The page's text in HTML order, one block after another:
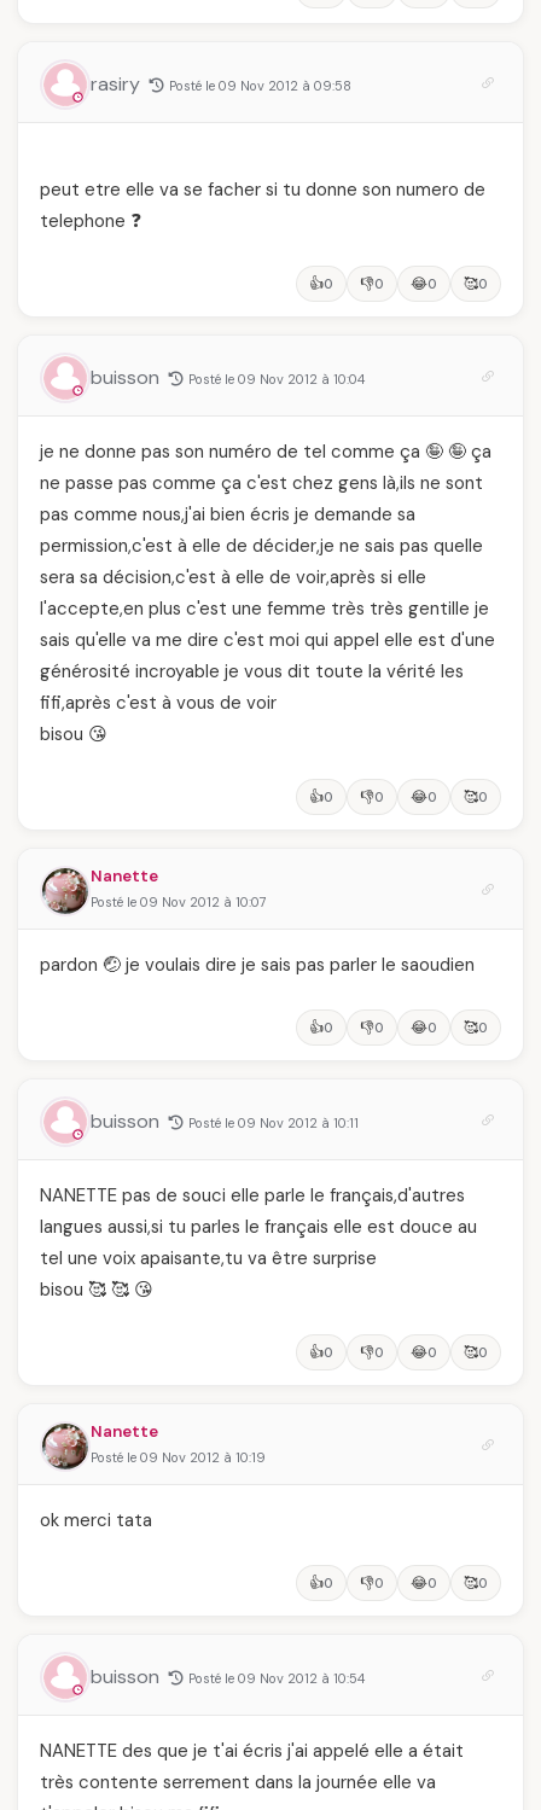
rasiry Posté le 09 Nov 2012 à 09:58
peut etre elle va se facher si tu donne son numero de
telephone ❓
👍0 👎0 😂0 🥰0
buisson Posté le 09 Nov 2012 à 10:04
je ne donne pas son numéro de tel comme ça 🤪 🤪 ça
ne passe pas comme ça c'est chez gens là,ils ne sont
pas comme nous,j'ai bien écris je demande sa
permission,c'est à elle de décider,je ne sais pas quelle
sera sa décision,c'est à elle de voir,après si elle
l'accepte,en plus c'est une femme très très gentille je
sais qu'elle va me dire c'est moi qui appel elle est d'une
générosité incroyable je vous dit toute la vérité les
fifi,après c'est à vous de voir
bisou 😘
👍0 👎0 😂0 🥰0
Nanette
Posté le 09 Nov 2012 à 10:07
pardon 🤕 je voulais dire je sais pas parler le saoudien
👍0 👎0 😂0 🥰0
buisson Posté le 09 Nov 2012 à 10:11
NANETTE pas de souci elle parle le français,d'autres
langues aussi,si tu parles le français elle est douce au
tel une voix apaisante,tu va être surprise
bisou 🥰 🥰 😘
👍0 👎0 😂0 🥰0
Nanette
Posté le 09 Nov 2012 à 10:19
ok merci tata
👍0 👎0 😂0 🥰0
buisson Posté le 09 Nov 2012 à 10:54
NANETTE des que je t'ai écris j'ai appelé elle a était
très contente serrement dans la journée elle va